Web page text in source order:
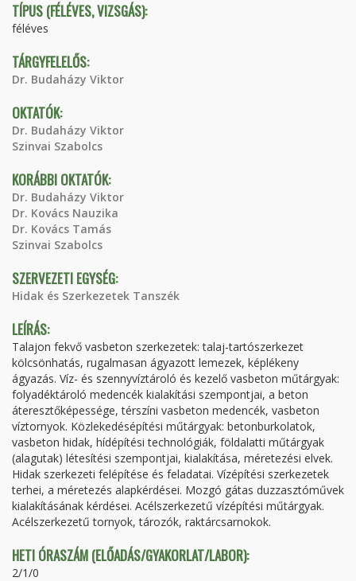
TÍPUS (FÉLÉVES, VIZSGÁS):
féléves
TÁRGYFELELŐS:
Dr. Budaházy Viktor
OKTATÓK:
Dr. Budaházy Viktor
Szinvai Szabolcs
KORÁBBI OKTATÓK:
Dr. Budaházy Viktor
Dr. Kovács Nauzika
Dr. Kovács Tamás
Szinvai Szabolcs
SZERVEZETI EGYSÉG:
Hidak és Szerkezetek Tanszék
LEÍRÁS:
Talajon fekvő vasbeton szerkezetek: talaj-tartószerkezet
kölcsönhatás, rugalmasan ágyazott lemezek, képlékeny
ágyazás. Víz- és szennyvíztároló és kezelő vasbeton műtárgyak:
folyadéktároló medencék kialakítási szempontjai, a beton
áteresztőképessége, térszíni vasbeton medencék, vasbeton
víztornyok. Közlekedésépítési műtárgyak: betonburkolatok,
vasbeton hidak, hídépítési technológiák, földalatti műtárgyak
(alagutak) létesítési szempontjai, kialakítása, méretezési elvek.
Hidak szerkezeti felépítése és feladatai. Vízépítési szerkezetek
terhei, a méretezés alapkérdései. Mozgó gátas duzzasztóművek
kialakításának kérdései. Acélszerkezetű vízépítési műtárgyak.
Acélszerkezetű tornyok, tározók, raktárcsarnokok.
HETI ÓRASZÁM (ELŐADÁS/GYAKORLAT/LABOR):
2/1/0